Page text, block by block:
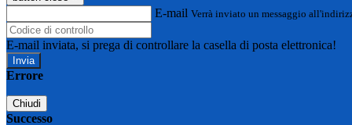
E-mail Verrà inviato un messaggio
E-mail inviata, si prega di controllare la casella di posta elettronica!
Errore
Chiudi
Successo